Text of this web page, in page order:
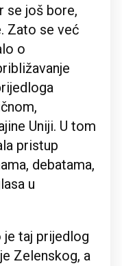
se još bore,
Zato se već
o
Uniji. U tom
pristup
debatama,
u
je taj prijedlog
Zelenskog, a